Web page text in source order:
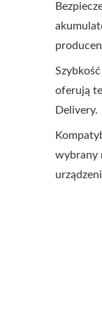
oferują
Delivery.
wybrany